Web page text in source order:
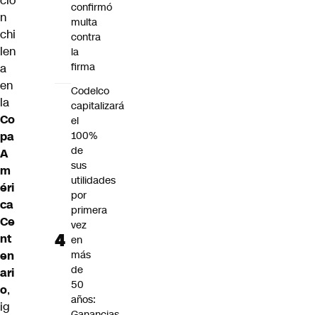
n
chi
len
a
en
la
Co
pa
A
m
éri
ca
Ce
nt
en
ari
o,
ig
confirmó
multa
contra
la
firma
Codelco
capitalizará
el
100%
de
sus
utilidades
por
primera
vez
en
más
de
50
años: